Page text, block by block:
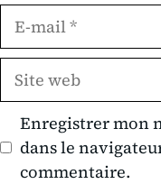
E-
mail
Site
web
Enregistrer mon
dans le
commentaire.